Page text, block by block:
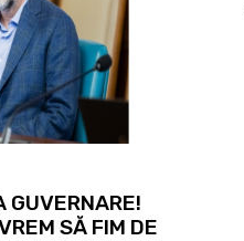
GUVERNARE!
SĂ FIM DE